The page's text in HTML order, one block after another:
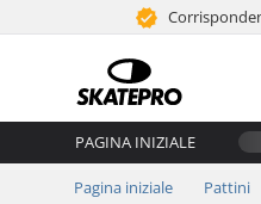
PAGINA INIZIALE
Pagina iniziale Pattini